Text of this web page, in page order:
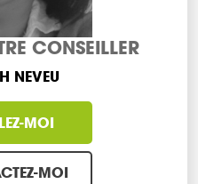
CONSEILLER
NEVEU
MOI
MOI